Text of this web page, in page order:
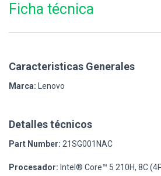
Ficha técnica
Caracteristicas Generales
Marca: Lenovo
Detalles técnicos
Part Number: 21SG001NAC
Procesador: Intel® Core™ 5 210H, 8C